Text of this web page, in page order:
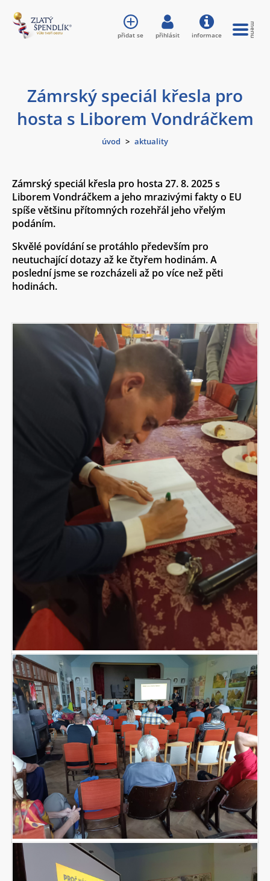
Zámrský speciál křesla pro
hosta s Liborem Vondráčkem
úvod > aktuality
Zámrský speciál křesla pro hosta 27. 8. 2025 s
Liborem Vondráčkem a jeho mrazivými fakty o EU
spíše většinu přítomných rozehřál jeho vřelým
podáním.
Skvělé povídání se protáhlo především pro
neutuchající dotazy až ke čtyřem hodinám. A
poslední jsme se rozcházeli až po více než pěti
hodinách.
přidat se přihlásit informace